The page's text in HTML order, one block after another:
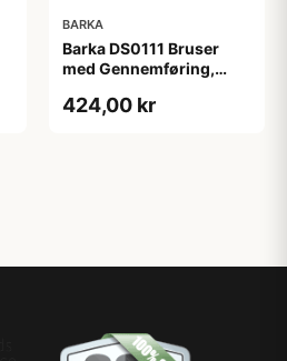
BARKA
Barka DS0111 Bruser
med Gennemføring,
424,00 kr